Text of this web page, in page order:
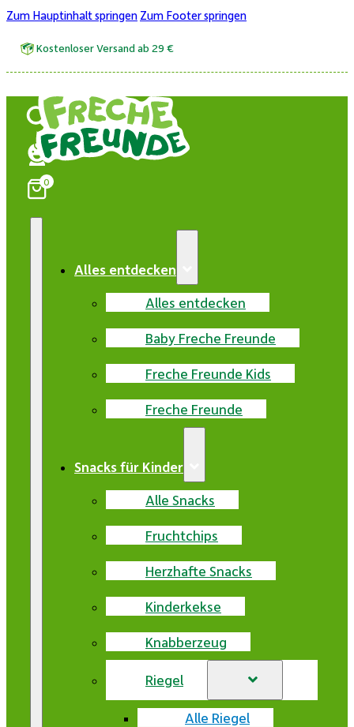
Zum Hauptinhalt springen Zum Footer springen
Kostenloser Versand ab 29 €
0
Alles entdecken
Alles entdecken
Baby Freche Freunde
Freche Freunde Kids
Freche Freunde
Snacks für Kinder
Alle Snacks
Fruchtchips
Herzhafte Snacks
Kinderkekse
Knabberzeug
Riegel
Alle Riegel